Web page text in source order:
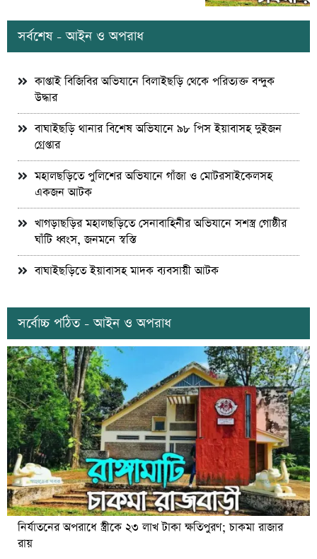
সর্বশেষ - আইন ও অপরাধ
কাপ্তাই বিজিবির অভিযানে বিলাইছড়ি থেকে পরিত্যক্ত বন্দুক
উদ্ধার
বাঘাইছড়ি থানার বিশেষ অভিযানে ৯৮ পিস ইয়াবাসহ দুইজন
গ্রেপ্তার
মহালছড়িতে পুলিশের অভিযানে গাঁজা ও মোটরসাইকেলসহ
একজন আটক
খাগড়াছড়ির মহালছড়িতে সেনাবাহিনীর অভিযানে সশস্ত্র গোষ্ঠীর
ঘাঁটি ধ্বংস, জনমনে স্বস্তি
বাঘাইছড়িতে ইয়াবাসহ মাদক ব্যবসায়ী আটক
সর্বোচ্চ পঠিত - আইন ও অপরাধ
নির্যাতনের অপরাধে স্ত্রীকে ২৩ লাখ টাকা ক্ষতিপুরণ; চাকমা রাজার
রায়